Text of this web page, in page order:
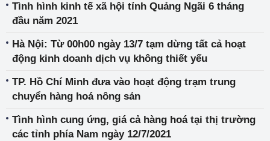
Tình hình kinh tế xã hội tỉnh Quảng Ngãi 6 tháng
đầu năm 2021
Hà Nội: Từ 00h00 ngày 13/7 tạm dừng tất cả hoạt
động kinh doanh dịch vụ không thiết yếu
TP. Hồ Chí Minh đưa vào hoạt động trạm trung
chuyển hàng hoá nông sản
Tình hình cung ứng, giá cả hàng hoá tại thị trường
các tỉnh phía Nam ngày 12/7/2021